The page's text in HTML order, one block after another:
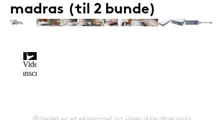
SENG PureRest hovedpude 40x60 cm
madras (til 2 bunde)